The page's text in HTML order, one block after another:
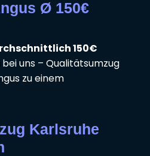
Ø 150€
150€
bei uns – Qualitätsumzug
zu einem
Karlsruhe